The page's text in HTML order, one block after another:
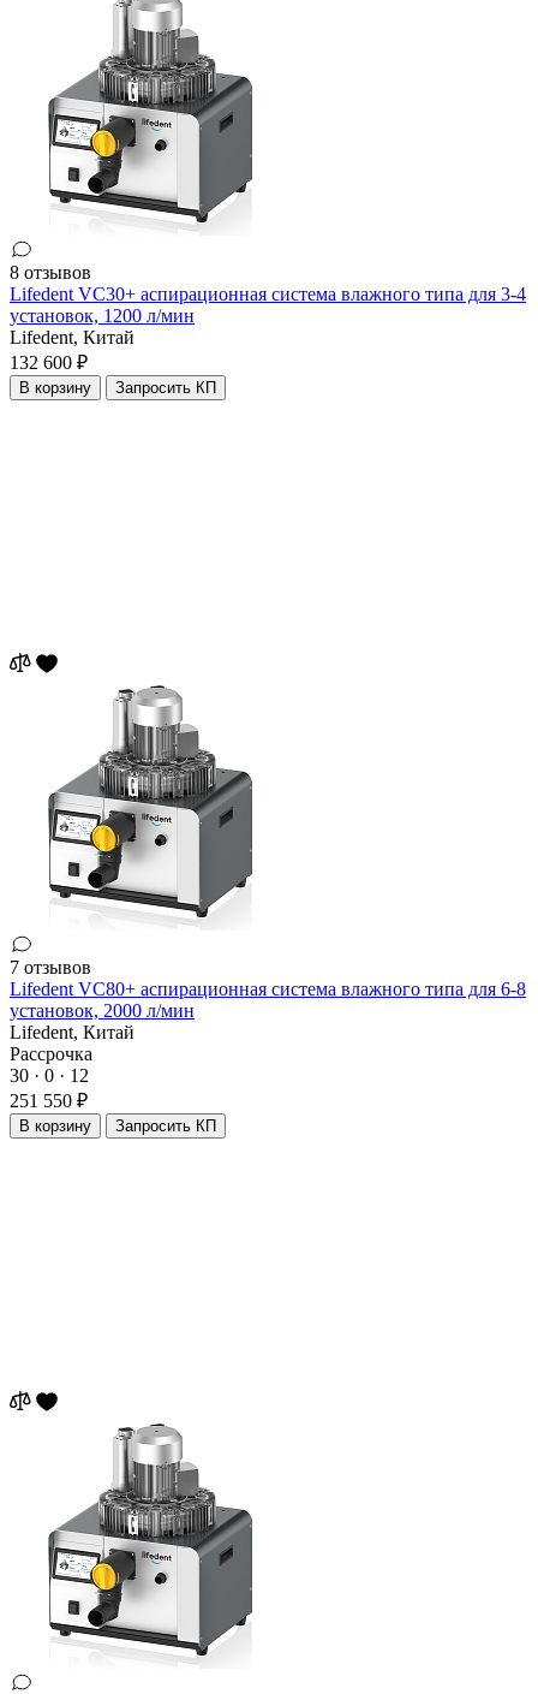
8 отзывов
Lifedent VC30+ аспирационная система влажного типа для 3-4
установок, 1200 л/мин
Lifedent, Китай
132 600 ₽
В корзину Запросить КП
7 отзывов
Lifedent VC80+ аспирационная система влажного типа для 6-8
установок, 2000 л/мин
Lifedent, Китай
Рассрочка
30 · 0 · 12
251 550 ₽
В корзину Запросить КП